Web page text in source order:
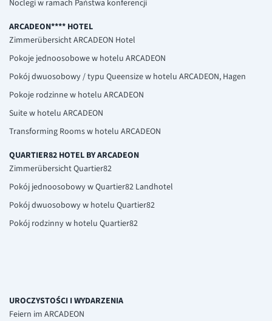
Noclegi w ramach Państwa konferencji
ARCADEON**** HOTEL
Zimmerübersicht ARCADEON Hotel
Pokoje jednoosobowe w hotelu ARCADEON
Pokój dwuosobowy / typu Queensize w hotelu ARCADEON, Hagen
Pokoje rodzinne w hotelu ARCADEON
Suite w hotelu ARCADEON
Transforming Rooms w hotelu ARCADEON
QUARTIER82 HOTEL BY ARCADEON
Zimmerübersicht Quartier82
Pokój jednoosobowy w Quartier82 Landhotel
Pokój dwuosobowy w hotelu Quartier82
Pokój rodzinny w hotelu Quartier82
UROCZYSTOŚCI I WYDARZENIA
Feiern im ARCADEON